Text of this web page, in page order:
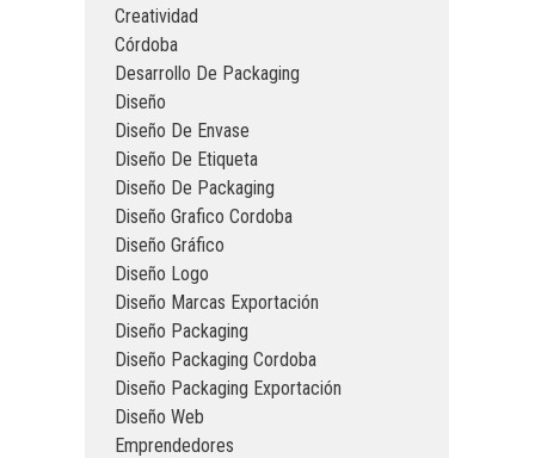
Creatividad
Córdoba
Desarrollo De Packaging
Diseño
Diseño De Envase
Diseño De Etiqueta
Diseño De Packaging
Diseño Grafico Cordoba
Diseño Gráfico
Diseño Logo
Diseño Marcas Exportación
Diseño Packaging
Diseño Packaging Cordoba
Diseño Packaging Exportación
Diseño Web
Emprendedores